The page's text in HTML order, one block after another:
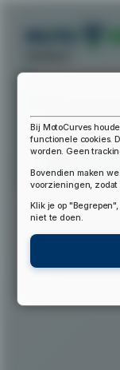
Bij MotoCurves
functionele cookies.
worden. Geen
Bovendien maken
voorzieningen, zodat
Klik je op
niet te doen.